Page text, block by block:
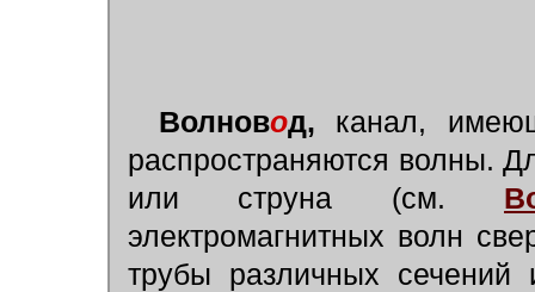
Волновод, канал,
распространяются волны.
или струна (см.
электромагнитных волн
трубы различных сечений